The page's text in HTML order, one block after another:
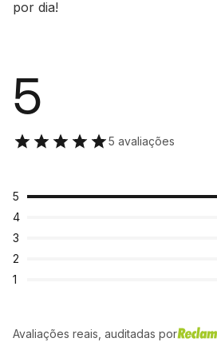
por dia!
5
5 avaliações
5
4
3
2
1
Avaliações reais, auditadas por